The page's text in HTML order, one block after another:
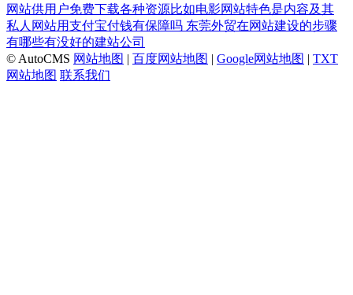
网站供用户免费下载各种资源比如电影网站特色是内容及其
私人网站用支付宝付钱有保障吗 东莞外贸在网站建设的步骤
有哪些有没好的建站公司
© AutoCMS 网站地图 | 百度网站地图 | Google网站地图 | TXT
网站地图 联系我们